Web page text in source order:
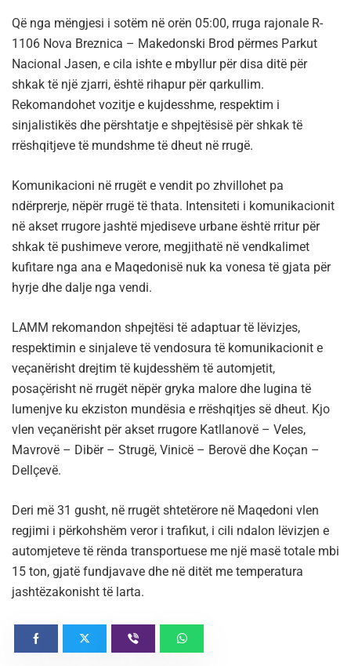
Që nga mëngjesi i sotëm në orën 05:00, rruga rajonale R-
1106 Nova Breznica – Makedonski Brod përmes Parkut
Nacional Jasen, e cila ishte e mbyllur për disa ditë për
shkak të një zjarri, është rihapur për qarkullim.
Rekomandohet vozitje e kujdesshme, respektim i
sinjalistikës dhe përshtatje e shpejtësisë për shkak të
rrëshqitjeve të mundshme të dheut në rrugë.
Komunikacioni në rrugët e vendit po zhvillohet pa
ndërprerje, nëpër rrugë të thata. Intensiteti i komunikacionit
në akset rrugore jashtë mjediseve urbane është rritur për
shkak të pushimeve verore, megjithatë në vendkalimet
kufitare nga ana e Maqedonisë nuk ka vonesa të gjata për
hyrje dhe dalje nga vendi.
LAMM rekomandon shpejtësi të adaptuar të lëvizjes,
respektimin e sinjaleve të vendosura të komunikacionit e
veçanërisht drejtim të kujdesshëm të automjetit,
posaçërisht në rrugët nëpër gryka malore dhe lugina të
lumenjve ku ekziston mundësia e rrëshqitjes së dheut. Kjo
vlen veçanërisht për akset rrugore Katllanovë – Veles,
Mavrovë – Dibër – Strugë, Vinicë – Berovë dhe Koçan –
Dellçevë.
Deri më 31 gusht, në rrugët shtetërore në Maqedoni vlen
regjimi i përkohshëm veror i trafikut, i cili ndalon lëvizjen e
automjeteve të rënda transportuese me një masë totale mbi
15 ton, gjatë fundjavave dhe në ditët me temperatura
jashtëzakonisht të larta.